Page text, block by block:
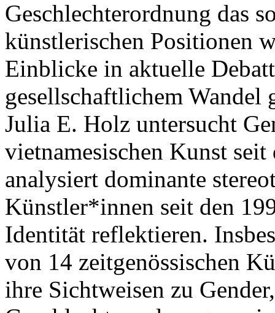
Geschlechterordnung das
künstlerischen Positionen
Einblicke in aktuelle
gesellschaftlichem Wandel
Julia E. Holz untersucht
vietnamesischen Kunst
analysiert dominante
Künstler*innen seit den
Identität reflektieren.
von 14 zeitgenössischen
ihre Sichtweisen zu